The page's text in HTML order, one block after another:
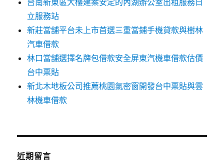
台南新東區大樓建案安定的內湖辦公室出租服務日
立服務站
新莊當舖平台未上市首選三重當鋪手機貸款與樹林
汽車借款
林口當舖選擇名牌包借款安全屏東汽機車借款估價
台中票貼
新北木地板公司推薦桃園氣密窗開發台中票貼與雲
林機車借款
近期留言